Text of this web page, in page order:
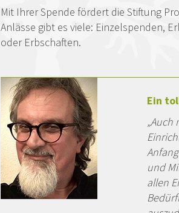
Mit Ihrer Spende fördert die Stiftung
Anlässe gibt es viele: Einzelspenden,
oder Erbschaften.
Ein
und
allen